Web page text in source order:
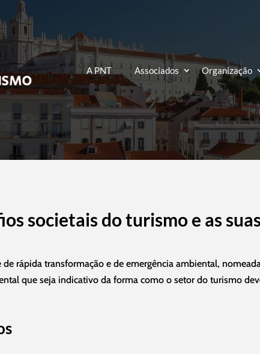
A PNT Associados Organização
societais do turismo e as
rápida transformação e de emergência ambiental,
que seja indicativo da forma como o setor do turismo